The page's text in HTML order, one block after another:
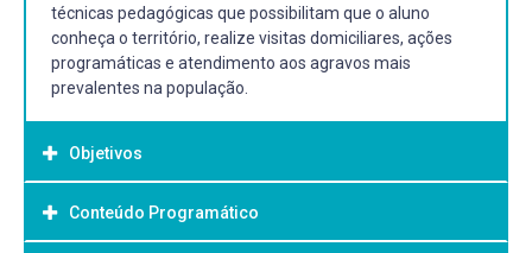
técnicas pedagógicas que possibilitam que o aluno
conheça o território, realize visitas domiciliares, ações
programáticas e atendimento aos agravos mais
prevalentes na população.
Objetivos
Objetivo Geral:
Conteúdo Programático